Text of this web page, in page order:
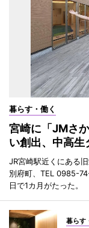
暮らす・働く
宮崎に「JMさ
い創出、中高生
JR宮崎駅近くにある
別府町、TEL 0985-
日で1カ月がたった。
暮らす